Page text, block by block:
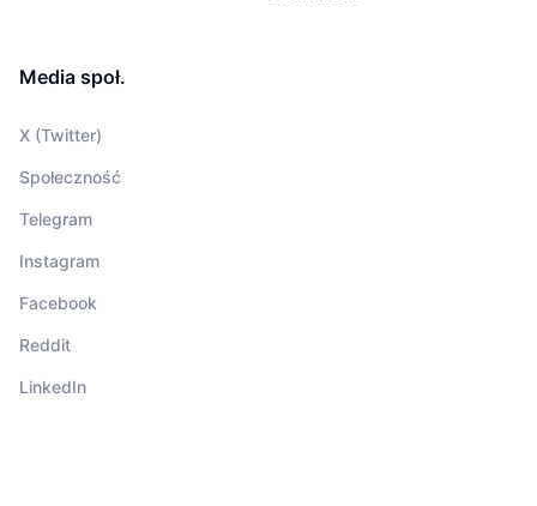
Media społ.
X (Twitter)
Społeczność
Telegram
Instagram
Facebook
Reddit
LinkedIn